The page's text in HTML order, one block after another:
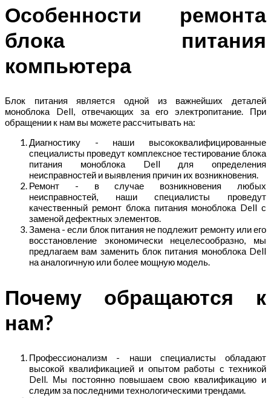
Особенности ремонта
блока питания
компьютера
Блок питания является одной из важнейших деталей
моноблока Dell, отвечающих за его электропитание. При
обращении к нам вы можете рассчитывать на:
Диагностику - наши высококвалифицированные
специалисты проведут комплексное тестирование блока
питания моноблока Dell для определения
неисправностей и выявления причин их возникновения.
Ремонт - в случае возникновения любых
неисправностей, наши специалисты проведут
качественный ремонт блока питания моноблока Dell с
заменой дефектных элементов.
Замена - если блок питания не подлежит ремонту или его
восстановление экономически нецелесообразно, мы
предлагаем вам заменить блок питания моноблока Dell
на аналогичную или более мощную модель.
Почему обращаются к
нам?
Профессионализм - наши специалисты обладают
высокой квалификацией и опытом работы с техникой
Dell. Мы постоянно повышаем свою квалификацию и
следим за последними технологическими трендами.